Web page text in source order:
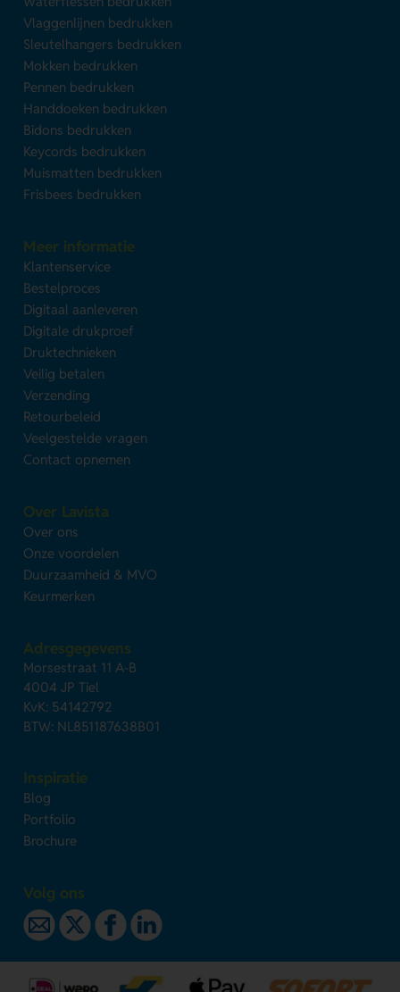
Vlaggenlijnen bedrukken
Sleutelhangers bedrukken
Mokken bedrukken
Pennen bedrukken
Handdoeken bedrukken
Bidons bedrukken
Keycords bedrukken
Muismatten bedrukken
Frisbees bedrukken
Meer informatie
Klantenservice
Bestelproces
Digitaal aanleveren
Digitale drukproef
Druktechnieken
Veilig betalen
Verzending
Retourbeleid
Veelgestelde vragen
Contact opnemen
Over Lavista
Over ons
Onze voordelen
Duurzaamheid & MVO
Keurmerken
Adresgegevens
Morsestraat 11 A-B
4004 JP Tiel
KvK: 54142792
BTW: NL851187638B01
Inspiratie
Blog
Portfolio
Brochure
Volg ons